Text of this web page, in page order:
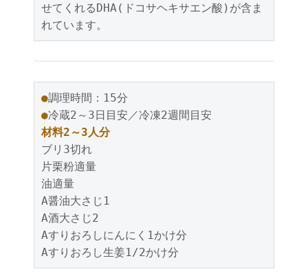
せてくれるDHA(ドコサヘキサエン酸)が含ま
●
●
材料2～3人分
ブリ3切れ
片栗粉適量
油適量
A醤油大さじ1
A酒大さじ2
Aすりおろしにんにく1かけ分
Aすりおろし生姜1/2かけ分